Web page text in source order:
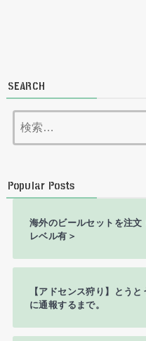
SEARCH
Popular Posts
海外のビールセットを注文
レベル有＞
【アドセンス狩り】とう
に通報するまで。